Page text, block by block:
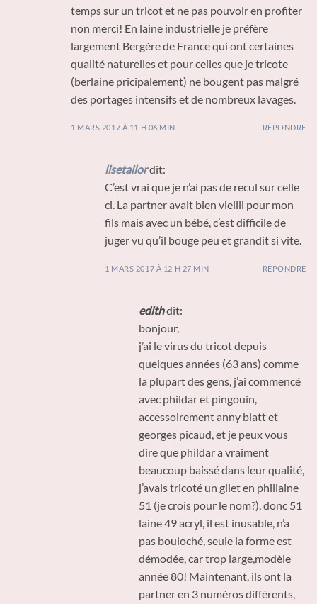
temps sur un tricot et ne pas pouvoir en profiter
non merci! En laine industrielle je préfère
largement Bergère de France qui ont certaines
qualité naturelles et pour celles que je tricote
(berlaine pricipalement) ne bougent pas malgré
des portages intensifs et de nombreux lavages.
1 MARS 2017 À 11 H 06 MIN RÉPONDRE
lisetailordit:
C’est vrai que je n’ai pas de recul sur celle
ci. La partner avait bien vieilli pour mon
fils mais avec un bébé, c’est difficile de
juger vu qu’il bouge peu et grandit si vite.
1 MARS 2017 À 12 H 27 MIN RÉPONDRE
edithdit:
bonjour,
j’ai le virus du tricot depuis
quelques années (63 ans) comme
la plupart des gens, j’ai commencé
avec phildar et pingouin,
accessoirement anny blatt et
georges picaud, et je peux vous
dire que phildar a vraiment
beaucoup baissé dans leur qualité,
j’avais tricoté un gilet en phillaine
51 (je crois pour le nom?), donc 51
laine 49 acryl, il est inusable, n’a
pas bouloché, seule la forme est
démodée, car trop large,modèle
année 80! Maintenant, ils ont la
partner en 3 numéros différents,